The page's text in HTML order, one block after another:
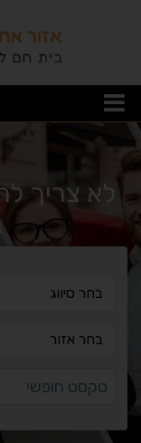
תוצאות
לא צריך
בחר סיווג
בחר אזור